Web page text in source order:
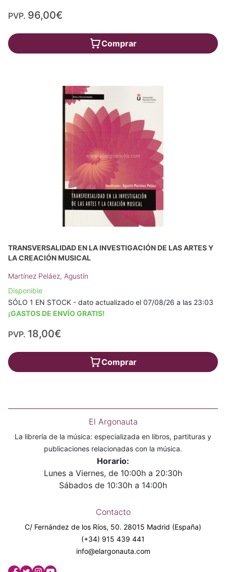
PVP. 96,00€
Comprar
TRANSVERSALIDAD EN LA INVESTIGACIÓN DE LAS ARTES Y
LA CREACIÓN MUSICAL
Martínez Peláez, Agustín
Disponible
SÓLO 1 EN STOCK - dato actualizado el 07/08/26 a las 23:03
¡GASTOS DE ENVÍO GRATIS!
PVP. 18,00€
Comprar
El Argonauta
La librería de la música: especializada en libros, partituras y
publicaciones relacionadas con la música.
Horario:
Lunes a Viernes, de 10:00h a 20:30h
Sábados de 10:30h a 14:00h
Contacto
C/ Fernández de los Ríos, 50. 28015 Madrid (España)
(+34) 915 439 441
info@elargonauta.com